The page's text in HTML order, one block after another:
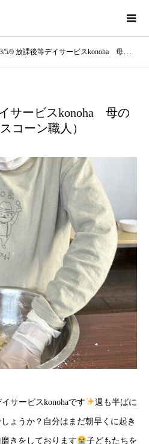
放課後等デイサービスkonoha 母の日プレゼント製作（スコーン職人）
サービスkonoha 母の
コーン職人）
サービスkonohaです 週も半ばに
ょうか？自分はまだ朝早くに起き
きをしております 子どもたちを